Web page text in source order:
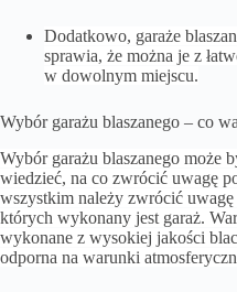
Dodatkowo, garaże
sprawia, że można je z
w dowolnym miejscu.
Wybór garażu blaszanego – co
Wybór garażu blaszanego może
wiedzieć, na co zwrócić uwagę
wszystkim należy zwrócić uwagę
których wykonany jest garaż.
wykonane z wysokiej jakości
odporna na warunki